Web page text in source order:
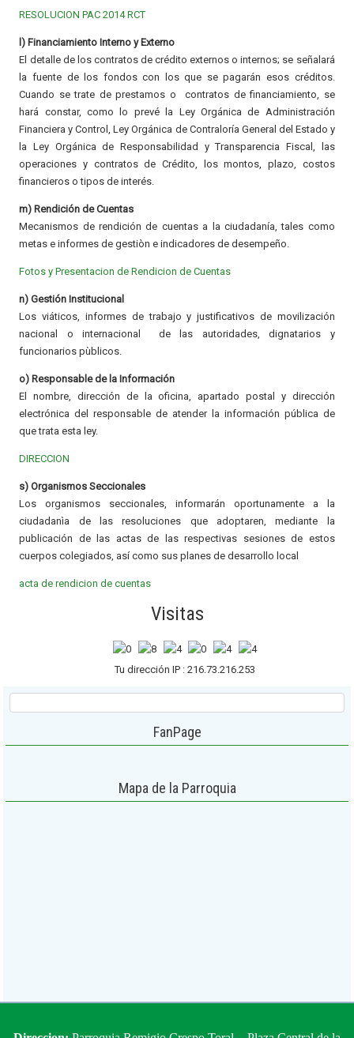
RESOLUCION PAC 2014 RCT
l) Financiamiento Interno y Externo
El detalle de los contratos de crédito externos o internos; se señalará
la fuente de los fondos con los que se pagarán esos créditos.
Cuando se trate de prestamos o contratos de financiamiento, se
hará constar, como lo prevé la Ley Orgánica de Administración
Financiera y Control, Ley Orgánica de Contraloría General del Estado y
la Ley Orgánica de Responsabilidad y Transparencia Fiscal, las
operaciones y contratos de Crédito, los montos, plazo, costos
financieros o tipos de interés.
m) Rendición de Cuentas
Mecanismos de rendición de cuentas a la ciudadanía, tales como
metas e informes de gestiòn e indicadores de desempeño.
Fotos y Presentacion de Rendicion de Cuentas
n) Gestión Institucional
Los viáticos, informes de trabajo y justificativos de movilización
nacional o internacional de las autoridades, dignatarios y
funcionarios pùblicos.
o) Responsable de la Información
El nombre, dirección de la oficina, apartado postal y dirección
electrónica del responsable de atender la información pública de
que trata esta ley.
DIRECCION
s) Organismos Seccionales
Los organismos seccionales, informarán oportunamente a la
ciudadanìa de las resoluciones que adoptaren, mediante la
publicación de las actas de las respectivas sesiones de estos
cuerpos colegiados, así como sus planes de desarrollo local
acta de rendicion de cuentas
Visitas
Tu dirección IP : 216.73.216.253
FanPage
Mapa de la Parroquia